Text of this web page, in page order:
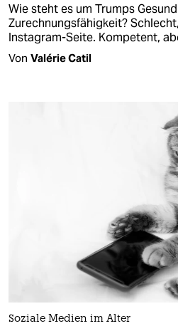
Wie steht es um Trumps
Zurechnungsfähigkeit?
Instagram-Seite. Kompetent,
Von Valérie Catil
Soziale Medien im Alter